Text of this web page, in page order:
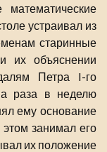
устраивал из
старинные
их объяснении
Петра I-го
раза в неделю
ему основание
этом занимал его
их положение